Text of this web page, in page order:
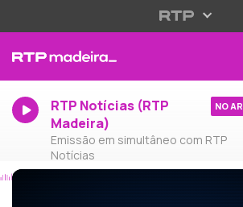
RTP Notícias (RTP
Madeira)
Emissão em simultâneo com RTP
Notícias
NO AR